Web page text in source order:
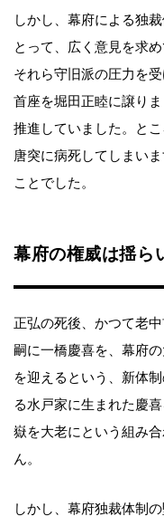
しかし、幕府による独
とって、広く意見を求
それら守旧派の圧力を
首座を堀田正睦に譲り
推進していました。と
唐突に病死してしまい
ことでした。
幕府の権威は揺ら
正弘の死後、かつて老
嗣に一橋慶喜を、幕府
を迎えるという、新体
る水戸家に生まれた慶
嶽を大老にという組み
ん。
しかし、幕府独裁体制